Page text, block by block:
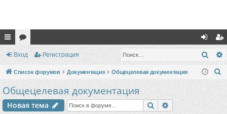
с
ы
и
ор хо
д
ег
ис
Вход Регистрация
Список форумов Документация Общецелевая документация
Общецелевая документация
Новая тема Поиск